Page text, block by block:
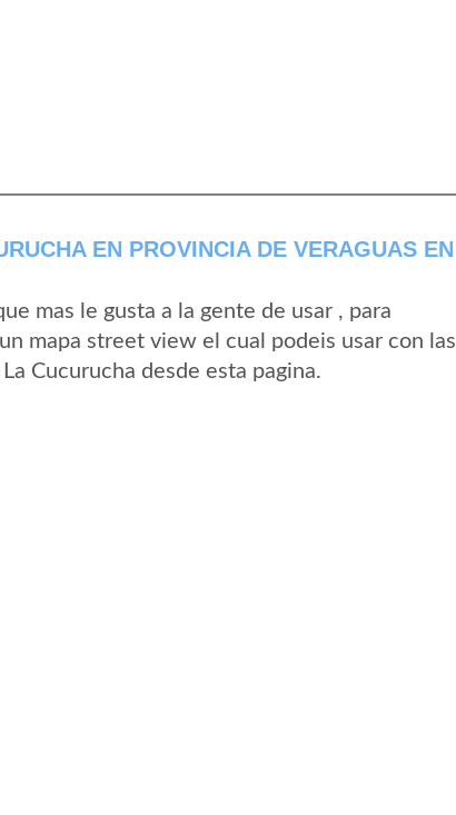
EN PROVINCIA DE VERAGUAS EN
mas le gusta a la gente de usar , para
mapa street view el cual podeis usar con las
Cucurucha desde esta pagina.